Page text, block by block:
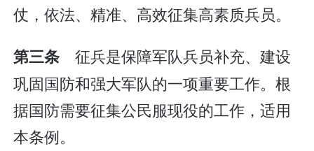
仗，依法、精准、高效征集高素质兵员。
第三条 征兵是保障军队兵员补充、建设
巩固国防和强大军队的一项重要工作。根
据国防需要征集公民服现役的工作，适用
本条例。